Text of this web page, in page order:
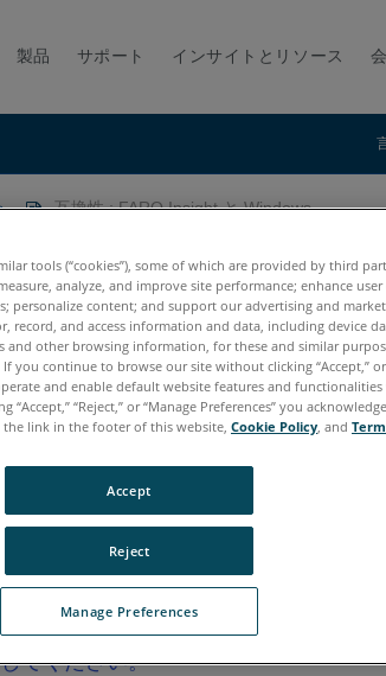
製品 サポート インサイトとリソース
互換性 : FARO Insight と Windows
てください。
tools (“cookies”), some of which are provided by third
analyze, and improve site performance; enhance user
personalize content; and support our advertising and
and access information and data, including device
and other browsing information, for these and similar
you continue to browse our site without clicking “Accept,”
and enable default website features and
“Reject,” or “Manage Preferences” you
link in the footer of this website, Cookie Policy, and
Manage Preferences
Reject
Accept